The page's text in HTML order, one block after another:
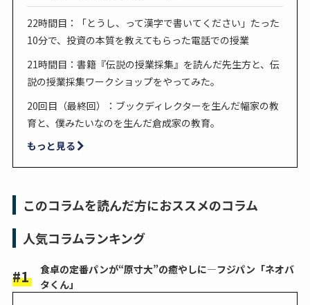
22時間目：「とうし、って漢字で書いてください」たった
10分で、投資の本質を教えてもらった電話での授業
21時間目：書籍『伝説の授業採集』を読んだ先生方と、伝
説の授業採集ワークショップをやってみた。
20回目（最終回）：ブックディレクターを生んだ幅家の教
育と、僕みたいなのを生んだ倉成家の教育。
もっと見る
このコラムを読んだ方におススメのコラム
人気コラムランキング
食卓の定番パンが“原寸大”の癒やしに―フジパン「ネオバ
タくん」